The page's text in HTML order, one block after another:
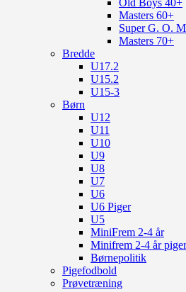
Masters 60+
Super G. O.
Masters 70+
Bredde
U17.2
U15.2
U15-3
Børn
U12
U11
U10
U9
U8
U7
U6
U6 Piger
U5
MiniFrem 2-4 år
Minifrem 2-4 år piger
Børnepolitik
Pigefodbold
Prøvetræning